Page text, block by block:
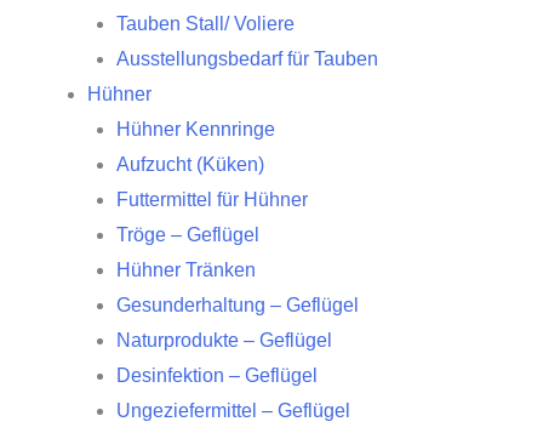
Tauben Stall/ Voliere
Ausstellungsbedarf für Tauben
Hühner
Hühner Kennringe
Aufzucht (Küken)
Futtermittel für Hühner
Tröge – Geflügel
Hühner Tränken
Gesunderhaltung – Geflügel
Naturprodukte – Geflügel
Desinfektion – Geflügel
Ungeziefermittel – Geflügel